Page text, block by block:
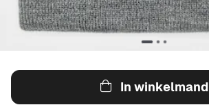
In winkelmand